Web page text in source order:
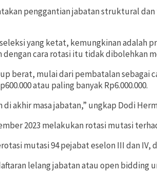
penggantian jabatan struktural
yang ketat, kemungkinan adalah
cara rotasi itu tidak dibolehkan
berat, mulai dari pembatalan sebagai
atau paling banyak Rp6.000.000.
akhir masa jabatan,” ungkap Dodi
2023 melakukan rotasi mutasi
mutasi 94 pejabat eselon III dan
lelang jabatan atau open bidding